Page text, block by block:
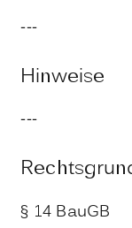
---
Hinweise
---
§ 14 BauGB